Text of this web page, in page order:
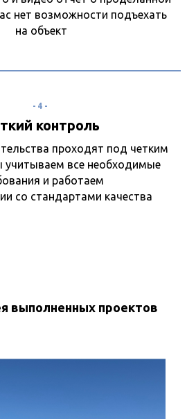
нет возможности подъехать
на объект
-4-
контроль
проходят под четким
все необходимые
и работаем
со стандартами качества
выполненных проектов